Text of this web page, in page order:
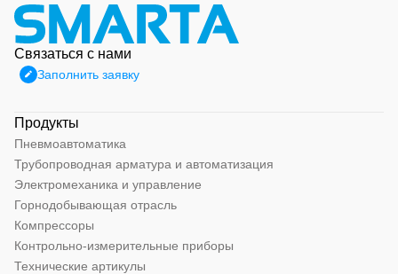
Связаться с нами
Заполнить заявку
Продукты
Пневмоавтоматика
Трубопроводная арматура и автоматизация
Электромеханика и управление
Горнодобывающая отрасль
Компрессоры
Контрольно-измерительные приборы
Технические артикулы